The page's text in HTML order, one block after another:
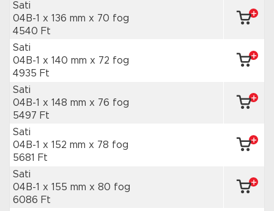
Sati
04B-1 x 136 mm x 70 fog
4540 Ft
Sati
04B-1 x 140 mm x 72 fog
4935 Ft
Sati
04B-1 x 148 mm x 76 fog
5497 Ft
Sati
04B-1 x 152 mm x 78 fog
5681 Ft
Sati
04B-1 x 155 mm x 80 fog
6086 Ft